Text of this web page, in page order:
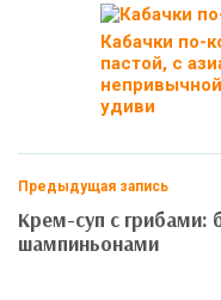
Кабачки по-
пастой, с
удиви
Предыдущая запись
Крем-суп с грибами:
шампиньонами